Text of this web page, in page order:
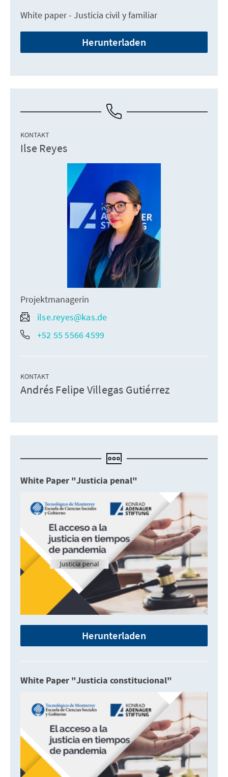
White paper - Justicia civil y familiar
Herunterladen
KONTAKT
Ilse Reyes
Projektmanagerin
ilse.reyes@kas.de
+52 55 5566 4599
KONTAKT
Andrés Felipe Villegas Gutiérrez
White Paper "Justicia penal"
Herunterladen
White Paper "Justicia constitucional"